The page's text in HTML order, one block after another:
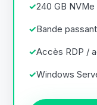
240 GB NVMe
Bande
Accès RDP /
Windows